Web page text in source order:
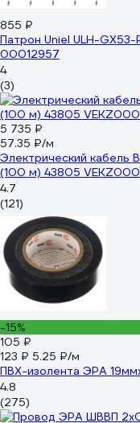
855 ₽
Патрон Uniel ULH-
00012957
4
(3)
5 735 ₽
57.35 ₽/м
Электрический
(100 м) 43805
4.7
(121)
-15%
105 ₽
123 ₽ 5.25 ₽/м
ПВХ-изолента ЭРА
4.8
(275)